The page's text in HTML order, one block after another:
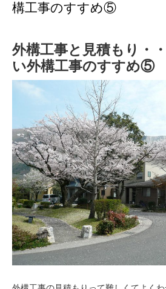
構工事のすすめ⑤
外構工事と見積もり・
い外構工事のすすめ⑤